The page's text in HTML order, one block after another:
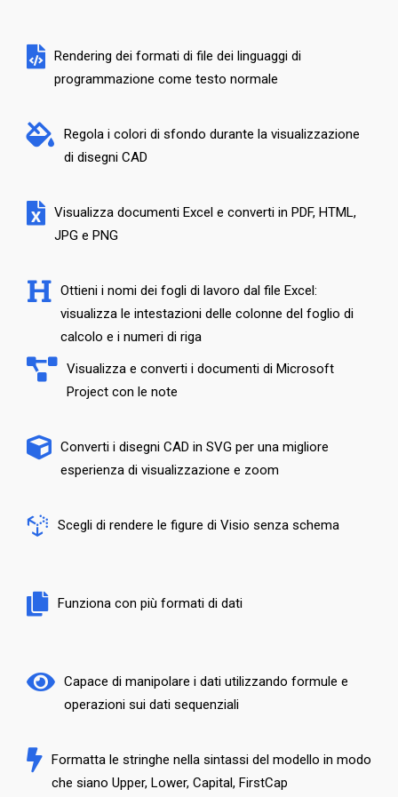
Rendering dei formati di file dei linguaggi di
programmazione come testo normale
Regola i colori di sfondo durante la visualizzazione
di disegni CAD
Visualizza documenti Excel e converti in PDF, HTML,
JPG e PNG
Ottieni i nomi dei fogli di lavoro dal file Excel:
visualizza le intestazioni delle colonne del foglio di
calcolo e i numeri di riga
Visualizza e converti i documenti di Microsoft
Project con le note
Converti i disegni CAD in SVG per una migliore
esperienza di visualizzazione e zoom
Scegli di rendere le figure di Visio senza schema
Funziona con più formati di dati
Capace di manipolare i dati utilizzando formule e
operazioni sui dati sequenziali
Formatta le stringhe nella sintassi del modello in modo
che siano Upper, Lower, Capital, FirstCap